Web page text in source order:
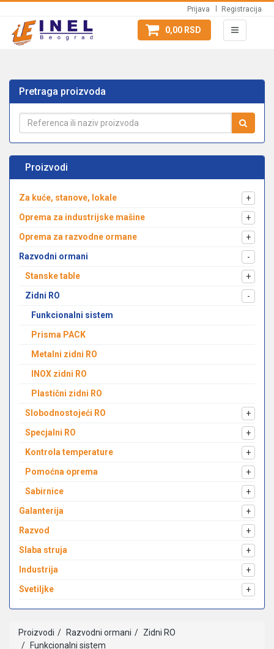
Prijava Registracija
0,00 RSD
Pretraga proizvoda
Proizvodi
Za kuće, stanove, lokale
+
Oprema za industrijske mašine
+
Oprema za razvodne ormane
+
Razvodni ormani
-
Stanske table
+
Zidni RO
-
Funkcionalni sistem
Prisma PACK
Metalni zidni RO
INOX zidni RO
Plastični zidni RO
Slobodnostojeći RO
+
Specjalni RO
+
Kontrola temperature
+
Pomoćna oprema
+
Sabirnice
+
Galanterija
+
Razvod
+
Slaba struja
+
Industrija
+
Svetiljke
+
Proizvodi Razvodni ormani
Zidni RO
Funkcionalni sistem